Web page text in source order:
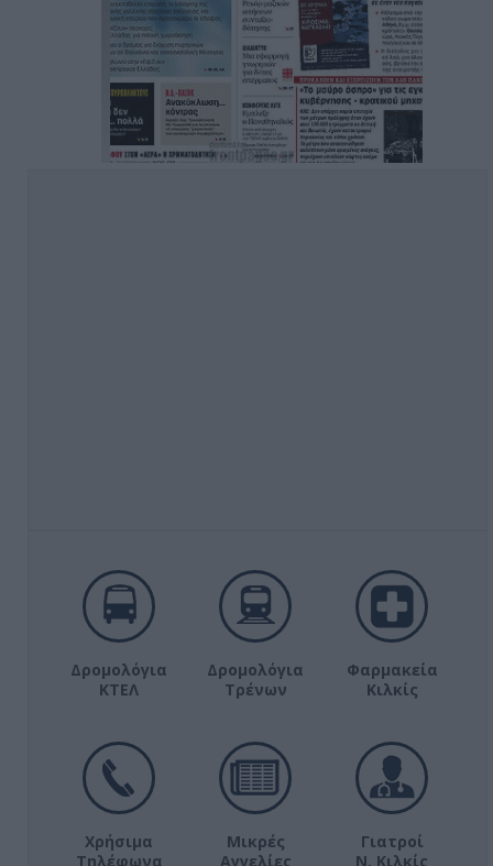
Δρομολόγια
ΚΤΕΛ
Δρομολόγια
Τρένων
Φαρμακεία
Κιλκίς
Χρήσιμα
Τηλέφωνα
Μικρές
Αγγελίες
Γιατροί
Ν. Κιλκίς